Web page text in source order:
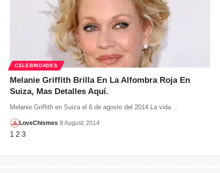
CELEBRIDADES
Melanie Griffith Brilla En La Alfombra Roja En
Suiza, Mas Detalles Aquí.
Melanie Griffith en Suiza el 6 de agosto del 2014 La vida…
LoveChismes 8 August, 2014
1 2 3